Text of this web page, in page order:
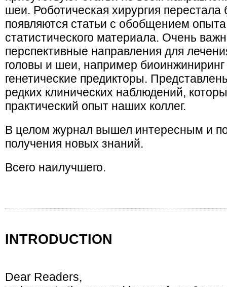
шеи. Роботическая хирургия
появляются статьи с обобщением
статистического материала. Очень
перспективные направления для
головы и шеи, например
генетические предикторы.
редких клинических наблюдений,
практический опыт наших коллег.
В целом журнал вышел интересным и
получения новых знаний.
Всего наилучшего.
INTRODUCTION
Dear Readers,